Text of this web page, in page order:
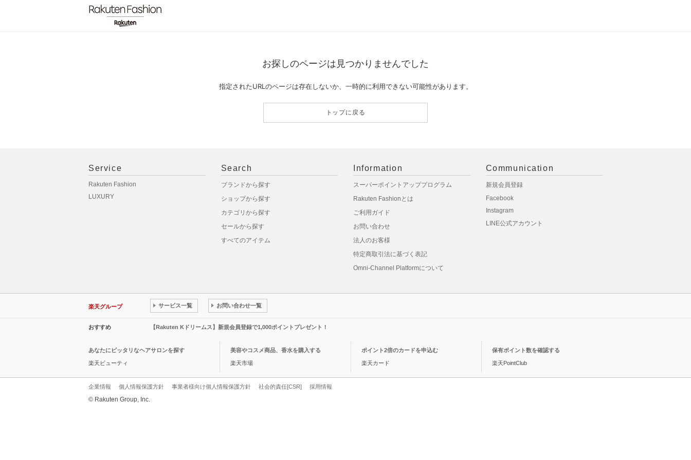
お探しのページは見つかりませんでした
指定されたURLのページは存在しないか、一時的に利用できない可能性があります。
トップに戻る
Service
Rakuten Fashion
LUXURY
Search
ブランドから探す
ショップから探す
カテゴリから探す
セールから探す
すべてのアイテム
Information
スーパーポイントアッププログラム
Rakuten Fashionとは
ご利用ガイド
お問い合わせ
法人のお客様
特定商取引法に基づく表記
Omni-Channel Platformについて
Communication
新規会員登録
Facebook
Instagram
LINE公式アカウント
楽天グループ サービス一覧 お問い合わせ一覧
おすすめ 【Rakuten Kドリームス】新規会員登録で1,000ポイントプレゼント！
あなたにピッタリなヘアサロンを探す
楽天ビューティ
美容やコスメ商品、香水を購入する
楽天市場
ポイント2倍のカードを申込む
楽天カード
保有ポイント数を確認する
楽天PointClub
企業情報 個人情報保護方針 事業者様向け個人情報保護方針 社会的責任[CSR] 採用情報
© Rakuten Group, Inc.